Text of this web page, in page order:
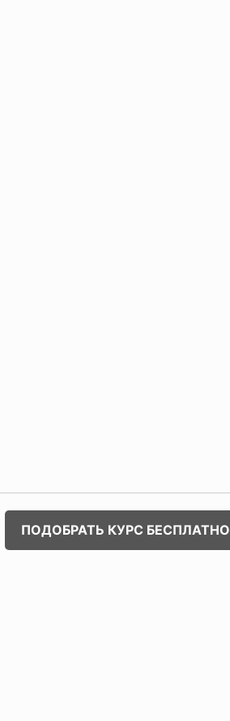
ПОДОБРАТЬ КУРС БЕСПЛАТНО